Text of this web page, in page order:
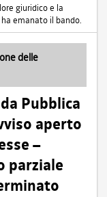
giuridico e la
emanato il bando.
delle
Pubblica
aperto
–
parziale